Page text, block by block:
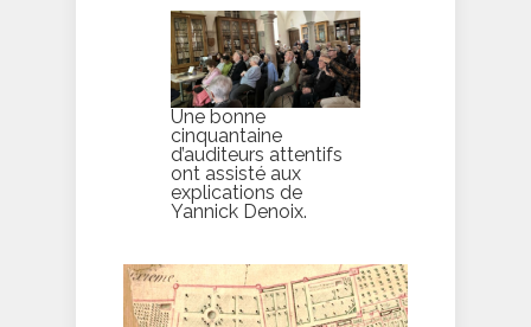
Une bonne
cinquantaine
d’auditeurs attentifs
ont assisté aux
explications de
Yannick Denoix.